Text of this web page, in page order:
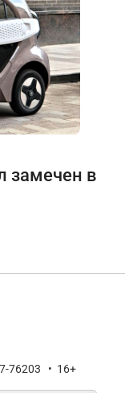
замечен в
76203 • 16+